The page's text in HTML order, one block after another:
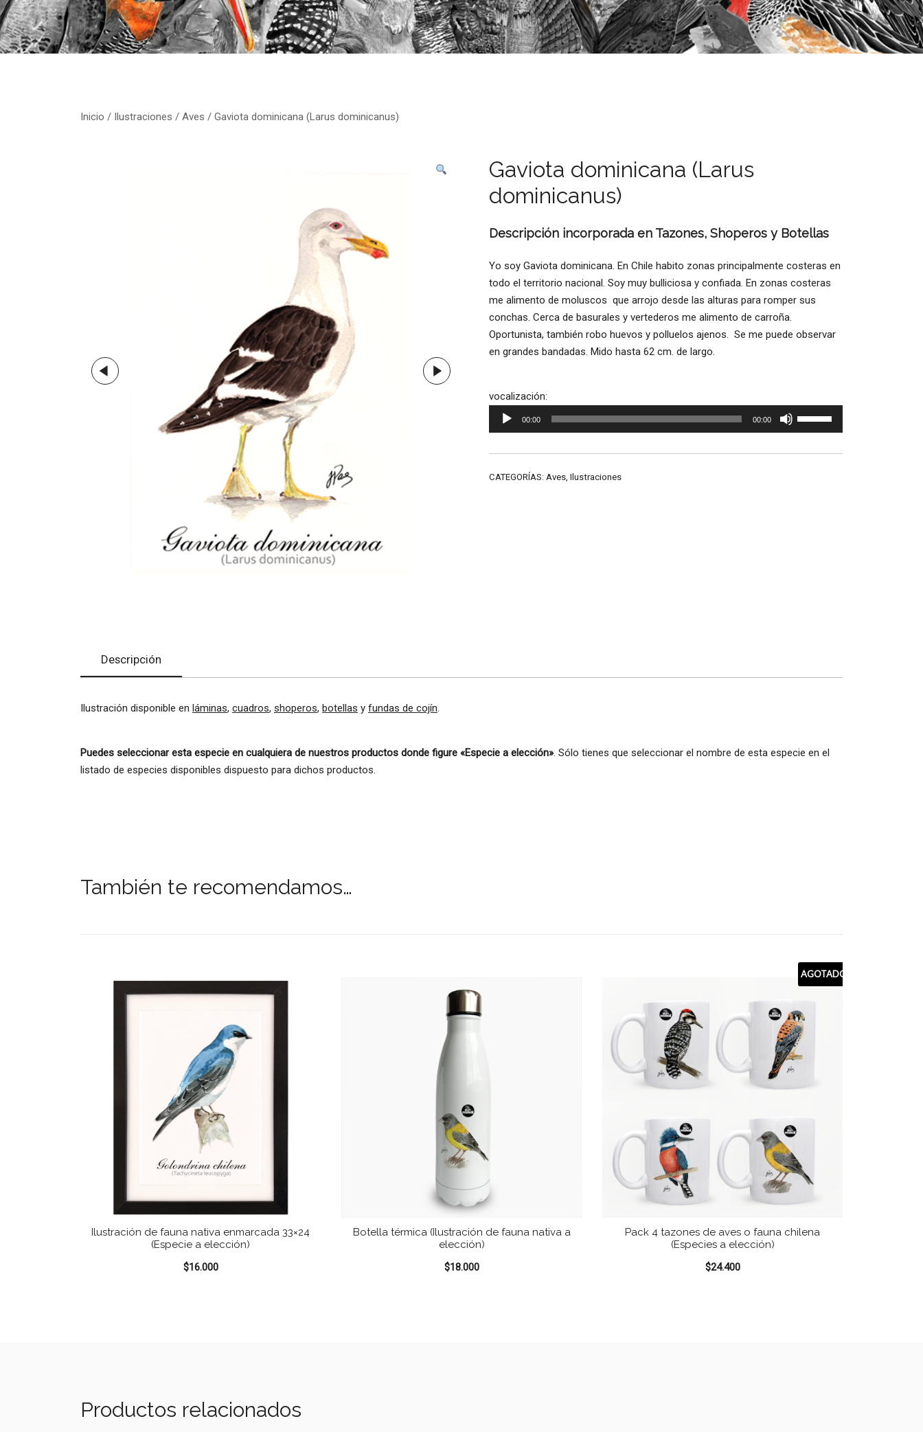
Inicio / Ilustraciones / Aves / Gaviota dominicana (Larus dominicanus)
Gaviota dominicana (Larus
dominicanus)
Descripción incorporada en Tazones, Shoperos y Botellas
Yo soy Gaviota dominicana. En Chile habito zonas principalmente costeras en
todo el territorio nacional. Soy muy bulliciosa y confiada. En zonas costeras
me alimento de moluscos que arrojo desde las alturas para romper sus
conchas. Cerca de basurales y vertederos me alimento de carroña.
Oportunista, también robo huevos y polluelos ajenos. Se me puede observar
en grandes bandadas. Mido hasta 62 cm. de largo.
vocalización:
de
audio
00:00 00:00
las
CATEGORÍAS: Aves Ilustraciones
Descripción
Ilustración disponible en láminas, cuadros, shoperos, botellas y fundas de cojín.
Puedes seleccionar esta especie en cualquiera de nuestros productos donde figure «Especie a elección». Sólo tienes que seleccionar el nombre de esta especie en el
listado de especies disponibles dispuesto para dichos productos.
También te recomendamos…
Ilustración de fauna nativa enmarcada 33×24
(Especie a elección)
$16.000
Botella térmica (Ilustración de fauna nativa a
elección)
$18.000
AGOTADO
Pack 4 tazones de aves o fauna chilena
(Especies a elección)
$24.400
Productos relacionados